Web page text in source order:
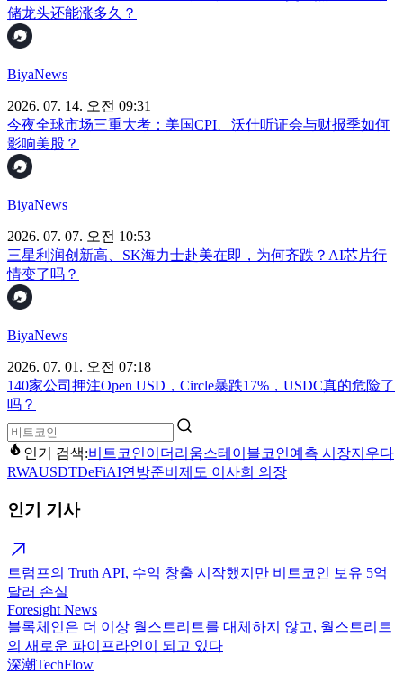
储龙头还能涨多久？
BiyaNews
2026. 07. 14. 오전 09:31
今夜全球市场三重大考：美国CPI、沃什听证会与财报季如何
影响美股？
BiyaNews
2026. 07. 07. 오전 10:53
三星利润创新高、SK海力士赴美在即，为何齐跌？AI芯片行
情变了吗？
BiyaNews
2026. 07. 01. 오전 07:18
140家公司押注Open USD，Circle暴跌17%，USDC真的危险了
吗？
인기 검색:비트코인이더리움스테이블코인예측 시장지우다
RWAUSDTDeFiAI연방준비제도 이사회 의장
인기 기사
트럼프의 Truth API, 수익 창출 시작했지만 비트코인 보유 5억
달러 손실
Foresight News
블록체인은 더 이상 월스트리트를 대체하지 않고, 월스트리트
의 새로운 파이프라인이 되고 있다
深潮TechFlow